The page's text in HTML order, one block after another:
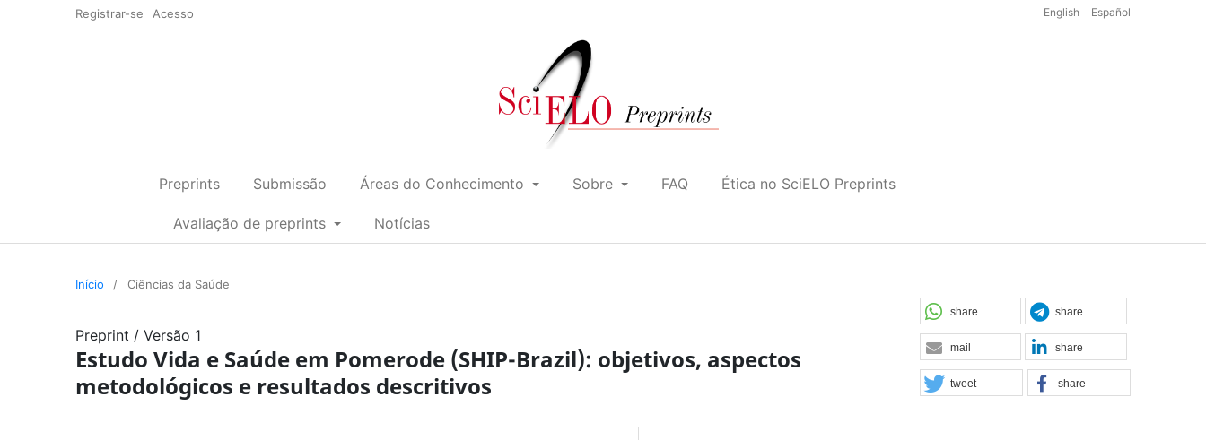
Registrar-se Acesso English Español
Preprints Submissão Áreas do Conhecimento Sobre FAQ Ética no SciELO Preprints
Avaliação de preprints Notícias
Início / Ciências da Saúde
Preprint / Versão 1
Estudo Vida e Saúde em Pomerode (SHIP-Brazil): objetivos, aspectos
metodológicos e resultados descritivos
share share
mail share
tweet share